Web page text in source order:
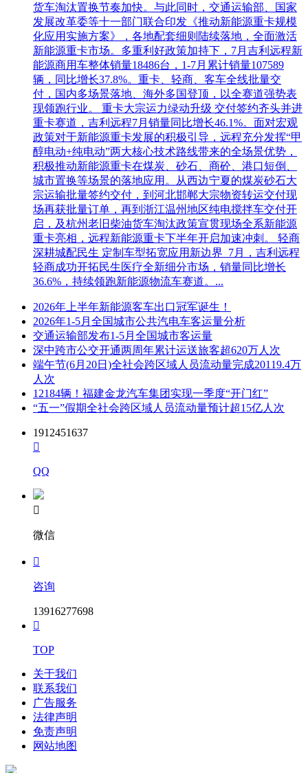
货车淘汰置换节奏加快。与此同时，交通运输部、国家
发展改革委等十一部门联合印发《推动新能源重卡规模
化应用实施方案》，各地配套细则陆续落地，全面激活
新能源重卡市场。多重利好政策加持下，7月吉利远程新
能源商用车整体销量18486台，1-7月累计销量107589
辆，同比增长37.8%。重卡、轻商、客车全线批量交
付，国内多场景落地、海外多国登顶，以全赛道强势表
现领跑行业。 重卡大宗运力绿动升级 交付签约齐头并进
重卡赛道，吉利远程7月销量同比增长46.1%。面对宏观
政策对于新能源重卡发展的积极引导，远程充分发挥“甲
醇电动+纯电动”两大核心技术路线带来的全场景优势，
积极推动新能源重卡在煤炭、砂石、商砼、港口短倒、
城市置换等场景的落地应用。从西边宁夏的煤炭砂石大
宗运输批量签约交付，到河北邯郸大宗物资转运交付现
场再获批量订单，再到浙江温州地区纯电搅拌车交付开
启，及杭州老旧柴油货车淘汰政策宣贯现场全系新能源
重卡亮相，远程新能源重卡下半年开启加速冲刺。 轻商
深耕城配民生 定制车型拓宽应用新边界 7月，吉利远程
轻商成功开拓民生医疗全新细分市场，销量同比增长
36.6%，持续领跑新能源物流车赛道。...
2026年上半年新能源客车出口冠军诞生！
2026年1-5月全国城市公共汽电车客运量分析
交通运输部发布1-5月全国城市客运量
深中跨市公交开通两周年累计运送旅客超620万人次
端午节(6月20日)全社会跨区域人员流动量完成20119.4万
人次
12184辆！福建金龙汽车集团实现一季度“开门红”
“五一”假期全社会跨区域人员流动量预计超15亿人次
1912451637

QQ

微信

咨询
13916277698

TOP
关于我们
联系我们
广告服务
法律声明
免责声明
网站地图